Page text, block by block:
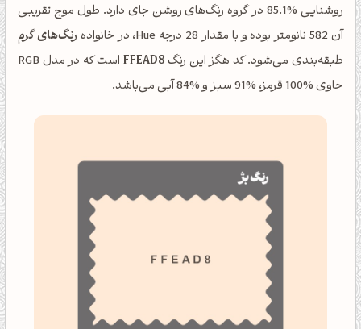
روشنایی %85.1 در گروه رنگ‌های روشن جای دارد. طول موج تقریبی
آن 582 نانومتر بوده و با مقدار 28 درجه Hue، در خانواده
رنگ‌های گرم
طبقه‌بندی می‌شود. کد هگز این رنگFFEAD8
است که در مدل RGB
حاوی %100 قرمز، %91 سبز و %84 آبی می‌باشد.